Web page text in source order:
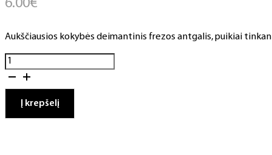
6.00€
Aukščiausios kokybės deimantinis frezos antgalis, puikiai
produkto
kiekis:
antgalis,
raudonu
Į krepšelį